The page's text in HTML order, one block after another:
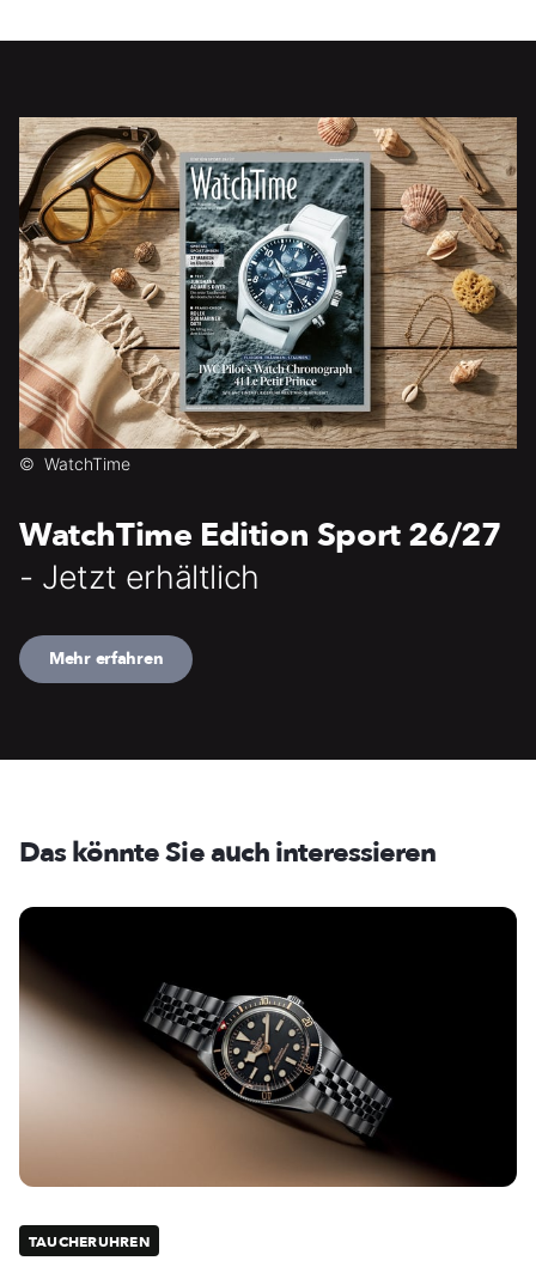
© WatchTime
WatchTime Edition Sport 26/27
- Jetzt erhältlich
Mehr erfahren
Das könnte Sie auch interessieren
TAUCHERUHREN